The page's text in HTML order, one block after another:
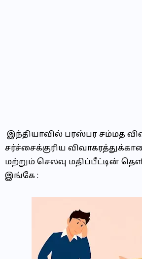
இந்தியாவில் பரஸ்பர சம்மத
சர்ச்சைக்குரிய
மற்றும் செலவு மதிப்பீட்டின்
இங்கே :